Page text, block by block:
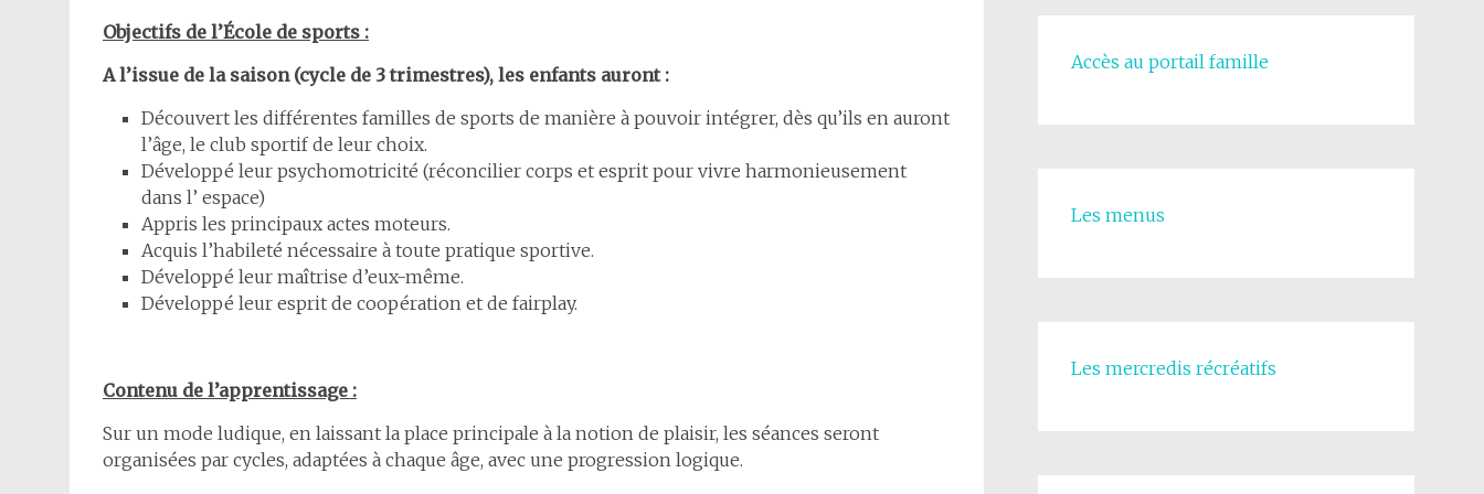
Objectifs de l’École de sports :
A l’issue de la saison (cycle de 3 trimestres), les enfants auront :
Découvert les différentes familles de sports de manière à pouvoir intégrer, dès qu’ils en auront
l’âge, le club sportif de leur choix.
Développé leur psychomotricité (réconcilier corps et esprit pour vivre harmonieusement
dans l’ espace)
Appris les principaux actes moteurs.
Acquis l’habileté nécessaire à toute pratique sportive.
Développé leur maîtrise d’eux-même.
Développé leur esprit de coopération et de fairplay.
Contenu de l’apprentissage :
Sur un mode ludique, en laissant la place principale à la notion de plaisir, les séances seront
organisées par cycles, adaptées à chaque âge, avec une progression logique.
Accès au portail famille
Les menus
Les mercredis récréatifs